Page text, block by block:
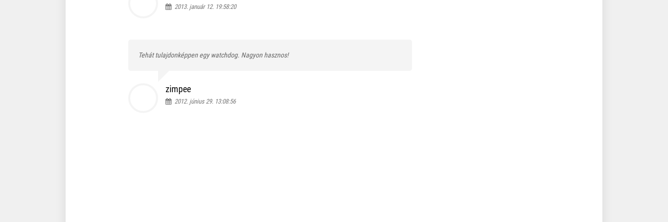
2013. január 12. 19:58:20
Tehát tulajdonképpen egy watchdog. Nagyon hasznos!
zimpee
2012. június 29. 13:08:56